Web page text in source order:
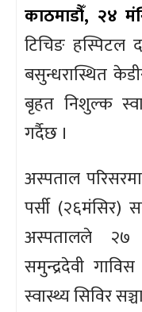
काठमाडौँ, २४
टिचिङ हस्पिटल
बसुन्धरास्थित
बृहत निशुल्क
गर्दैछ ।
अस्पताल
पर्सी (२६मंसिर)
अस्पतालले २७
समुन्द्रदेवी
स्वास्थ्य सिविर